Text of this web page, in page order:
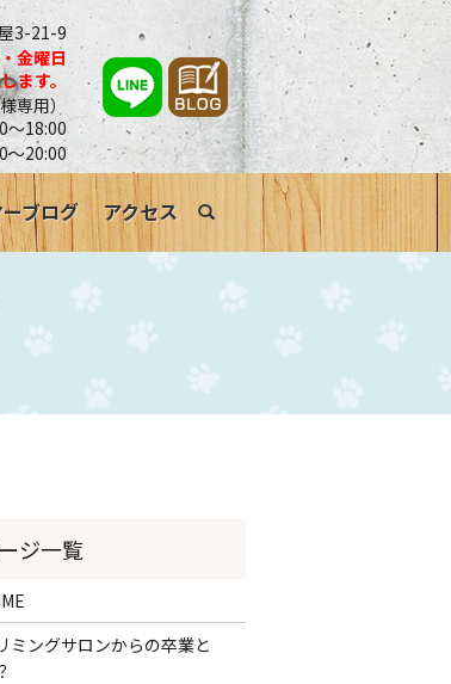
3-21-9
金曜日
ます。
専用）
～18:00
～20:00
ブログ アクセス search
ミングサロンからの卒業と